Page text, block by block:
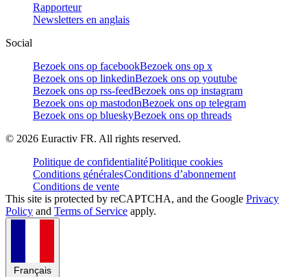
Rapporteur
Newsletters en anglais
Social
Bezoek ons op facebookBezoek ons op x
Bezoek ons op linkedinBezoek ons op youtube
Bezoek ons op rss-feedBezoek ons op instagram
Bezoek ons op mastodonBezoek ons op telegram
Bezoek ons op blueskyBezoek ons op threads
© 2026 Euractiv FR. All rights reserved.
Politique de confidentialitéPolitique cookies
Conditions généralesConditions d’abonnement
Conditions de vente
This site is protected by reCAPTCHA, and the Google Privacy
Policy and Terms of Service apply.
Français